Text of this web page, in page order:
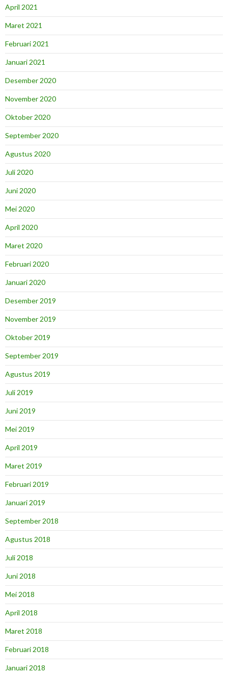
April 2021
Maret 2021
Februari 2021
Januari 2021
Desember 2020
November 2020
Oktober 2020
September 2020
Agustus 2020
Juli 2020
Juni 2020
Mei 2020
April 2020
Maret 2020
Februari 2020
Januari 2020
Desember 2019
November 2019
Oktober 2019
September 2019
Agustus 2019
Juli 2019
Juni 2019
Mei 2019
April 2019
Maret 2019
Februari 2019
Januari 2019
September 2018
Agustus 2018
Juli 2018
Juni 2018
Mei 2018
April 2018
Maret 2018
Februari 2018
Januari 2018